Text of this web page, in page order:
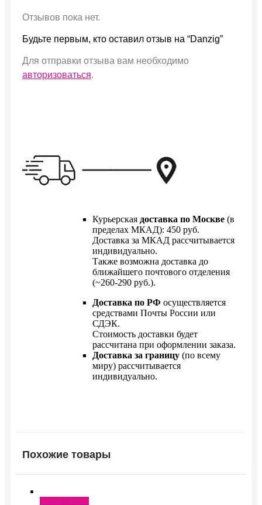
Отзывов пока нет.
Будьте первым, кто оставил отзыв на “Danzig”
Для отправки отзыва вам необходимо
авторизоваться.
Курьерская доставка по Москве (в
пределах МКАД): 450 руб.
Доставка за МКАД рассчитывается
индивидуально.
Также возможна доставка до
ближайшего почтового отделения
(~260-290 руб.).
Доставка по РФ осуществляется
средствами Почты России или
СДЭК.
Стоимость доставки будет
рассчитана при оформлении заказа.
Доставка за границу (по всему
миру) рассчитывается
индивидуально.
Похожие товары